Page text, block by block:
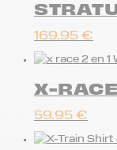
169.95 €
X-
59.95 €